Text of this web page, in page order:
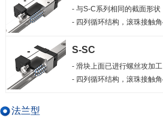
- 与S-C系列相同的截面形
- 四列循环结构，滚珠接触
S-SC
- 滑块上面已进行螺丝攻加
- 四列循环结构，滚珠接触
法兰型